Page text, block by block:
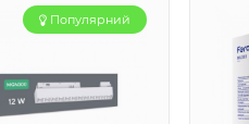
Популярний